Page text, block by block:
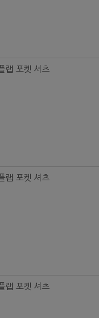
랩 포켓 셔츠
랩 포켓 셔츠
랩 포켓 셔츠